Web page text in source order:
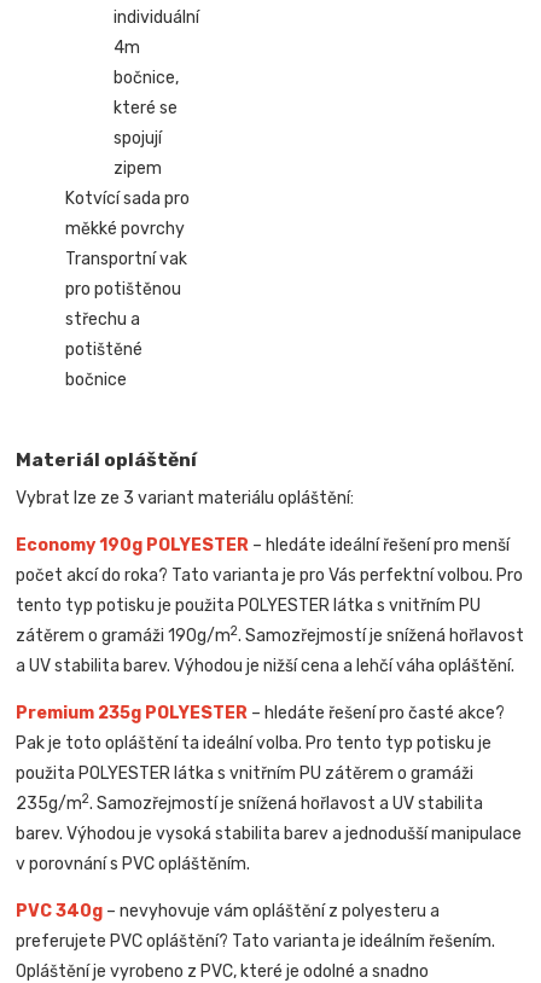
individuální
4m
bočnice,
které se
spojují
zipem
Kotvící sada pro
měkké povrchy
Transportní vak
pro potištěnou
střechu a
potištěné
bočnice
Materiál opláštění
Vybrat lze ze 3 variant materiálu opláštění:
Economy 190g POLYESTER – hledáte ideální řešení pro menší
počet akcí do roka? Tato varianta je pro Vás perfektní volbou. Pro
tento typ potisku je použita POLYESTER látka s vnitřním PU
zátěrem o gramáži 190g/m2. Samozřejmostí je snížená hořlavost
a UV stabilita barev. Výhodou je nižší cena a lehčí váha opláštění.
Premium 235g POLYESTER – hledáte řešení pro časté akce?
Pak je toto opláštění ta ideální volba. Pro tento typ potisku je
použita POLYESTER látka s vnitřním PU zátěrem o gramáži
235g/m2. Samozřejmostí je snížená hořlavost a UV stabilita
barev. Výhodou je vysoká stabilita barev a jednodušší manipulace
v porovnání s PVC opláštěním.
PVC 340g – nevyhovuje vám opláštění z polyesteru a
preferujete PVC opláštění? Tato varianta je ideálním řešením.
Opláštění je vyrobeno z PVC, které je odolné a snadno